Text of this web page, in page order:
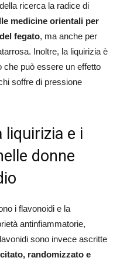
ricerca la radice di
medicine orientali per
fegato, ma anche per
Inoltre, la liquirizia è
che può essere un effetto
soffre di pressione
liquirizia e i
donne
i flavonoidi e la
antinfiammatorie,
sono invece ascritte
randomizzato e